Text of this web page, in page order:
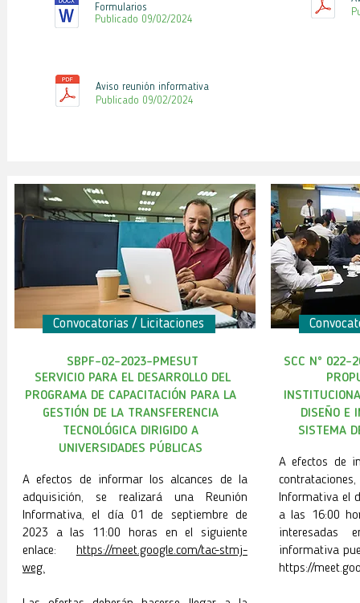
Formularios
Publicado 09/02/2024
Aviso reunión informativa
Publicado 09/02/2024
Convocatorias / Licitaciones
SBPF-02-2023-PMESUT
SERVICIO PARA EL DESARROLLO DEL
PROGRAMA DE CAPACITACIÓN PARA LA
GESTIÓN DE LA TRANSFERENCIA
TECNOLÓGICA DIRIGIDO A
UNIVERSIDADES PÚBLICAS
A efectos de informar los alcances de la
adquisición, se realizará una Reunión
Informativa, el día 01 de septiembre de
2023 a las 11:00 horas en el siguiente
enlace: https://meet.google.com/tac-stmj-
weg.
SCC N° 022-
DISEÑO E
SISTEMA
A efectos de
Informativa el
a las 16:00
informativa
https://